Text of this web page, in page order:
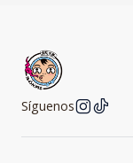
Síguenos